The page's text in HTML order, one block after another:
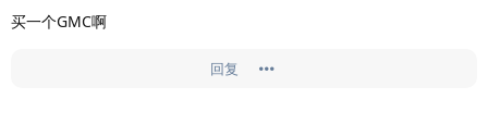
买一个GMC啊
回复